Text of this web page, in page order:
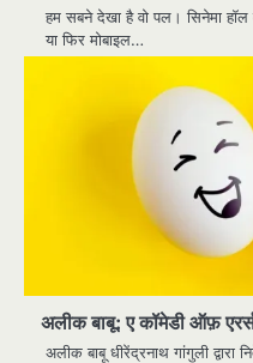
हम सबने देखा है वो पल। सिनेमा हॉल
या फिर मोबाइल…
अलीक बाबू: ए कॉमेडी ऑफ़
अलीक बाबू धीरेंद्रनाथ गांगुली द्वारा